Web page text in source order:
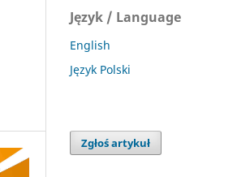
Język / Language
English
Język Polski
Zgłoś artykuł